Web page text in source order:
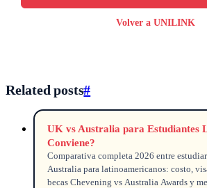
Volver a UNILINK
Related posts#
UK vs Australia para Estudiantes
Conviene?
Comparativa completa 2026 entre
Australia para latinoamericanos: costo,
becas Chevening vs Australia Awards y